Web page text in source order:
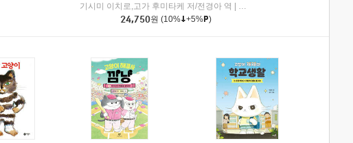
| 제이브리즈북스
기시미 이치로,고가 후미타케 저/전경아 역
인플루엔셜
24,750원 (10% +5% )